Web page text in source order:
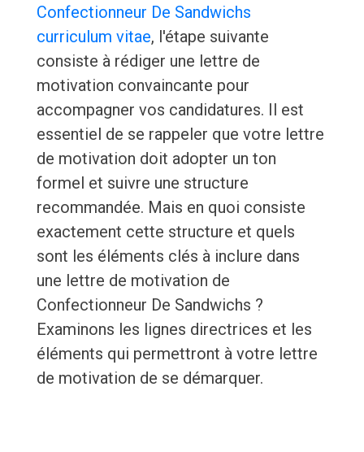
Confectionneur De Sandwichs
curriculum vitae, l'étape suivante
consiste à rédiger une lettre de
motivation convaincante pour
accompagner vos candidatures. Il est
essentiel de se rappeler que votre lettre
de motivation doit adopter un ton
formel et suivre une structure
recommandée. Mais en quoi consiste
exactement cette structure et quels
sont les éléments clés à inclure dans
une lettre de motivation de
Confectionneur De Sandwichs ?
Examinons les lignes directrices et les
éléments qui permettront à votre lettre
de motivation de se démarquer.